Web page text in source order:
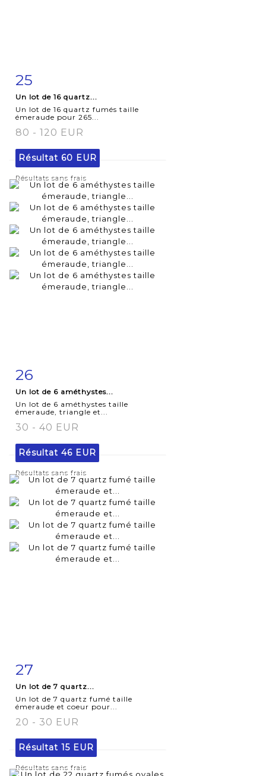
détaillée
25
Un lot de 16 quartz...
Un lot de 16 quartz fumés taille
émeraude pour 265...
80 - 120 EUR
Résultat 60 EUR
Résultats sans frais
26
Un lot de 6 améthystes...
Un lot de 6 améthystes taille
émeraude, triangle et...
30 - 40 EUR
Résultat 46 EUR
Résultats sans frais
détaillée
27
Un lot de 7 quartz...
Un lot de 7 quartz fumé taille
émeraude et coeur pour...
20 - 30 EUR
Résultat 15 EUR
Résultats sans frais